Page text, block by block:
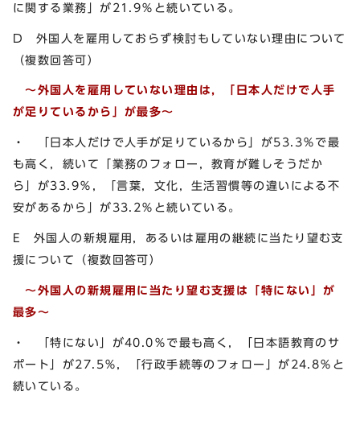
に関する業務」が21.9％と続いている。
D 外国人を雇用しておらず検討もしていない理由について
（複数回答可）
～外国人を雇用していない理由は，「日本人だけで人手
が足りているから」が最多～
・ 「日本人だけで人手が足りているから」が53.3％で最
も高く，続いて「業務のフォロー，教育が難しそうだか
ら」が33.9％，「言葉，文化，生活習慣等の違いによる不
安があるから」が33.2％と続いている。
E 外国人の新規雇用，あるいは雇用の継続に当たり望む支
援について（複数回答可）
～外国人の新規雇用に当たり望む支援は「特にない」が
最多～
・ 「特にない」が40.0％で最も高く，「日本語教育のサ
ポート」が27.5％，「行政手続等のフォロー」が24.8％と
続いている。